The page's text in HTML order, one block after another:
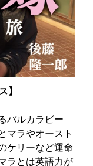
】
バルカラビー
マラやオースト
ケリーなど運命
ラとは英語力が